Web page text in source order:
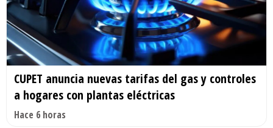
CUPET anuncia nuevas tarifas del gas y controles
a hogares con plantas eléctricas
Hace 6 horas